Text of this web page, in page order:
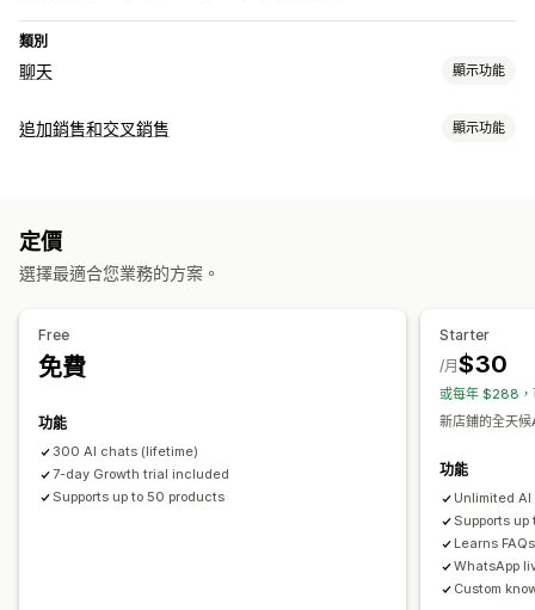
類別
聊天 顯示功能
即時傳訊
折扣
自訂
專員顯示圖片
追加銷售和交叉銷售 顯示功能
分析
推薦成效
定價
選擇最適合您業務的方案。
Free
免費
功能
300 AI chats (lifetime)
7-day Growth trial included
Supports up to 50 products
Starter
$30
/月
或每年 $288，
新店鋪的全天
功能
Unlimited
Supports
Learns
WhatsApp
Custom